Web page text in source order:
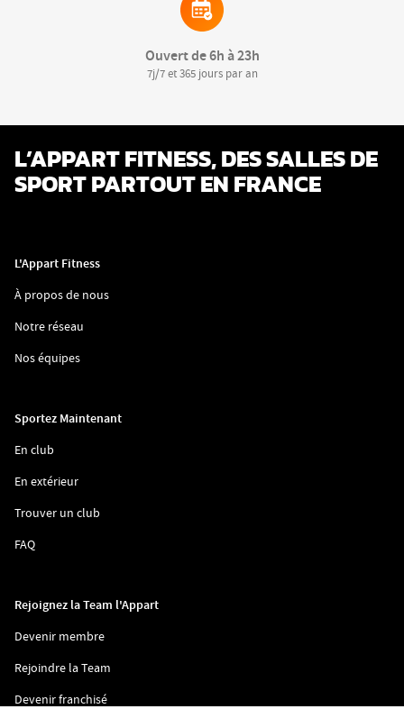
Ouvert de 6h à 23h
7j/7 et 365 jours par an
L’APPART FITNESS, DES SALLES DE
SPORT PARTOUT EN FRANCE
L'Appart Fitness
À propos de nous(ouvre
Notre réseau
Nos équipes(ouvre
fenêtre)
Sportez Maintenant
En club
une
nouvelle
fenêtre)
En extérieur(ouvre
une
nouvelle
Trouver un club
FAQ(ouvre
fenêtre)
Rejoignez la Team l'Appart
Devenir membre(ouvre
une
nouvelle
fenêtre)
Rejoindre la Team
Devenir franchisé(ouvre